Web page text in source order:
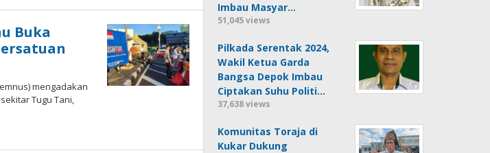
Buka
mengadakan
Tugu Tani,
Imbau Masyar…
51,045 views
Pilkada Serentak 2024,
Wakil Ketua Garda
Bangsa Depok Imbau
Ciptakan Suhu Politi…
37,638 views
Komunitas Toraja di
Kukar Dukung